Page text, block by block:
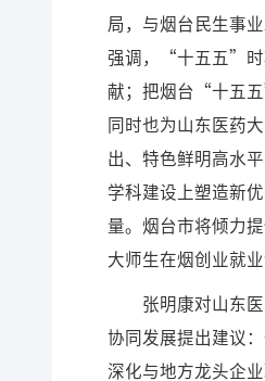
局，与烟台民生事
强调，“十五五”时
献；把烟台“十五五
同时也为山东医药
出、特色鲜明高水
学科建设上塑造新
量。烟台市将倾力
大师生在烟创业就
张明康对山东
协同发展提出建议
深化与地方龙头企